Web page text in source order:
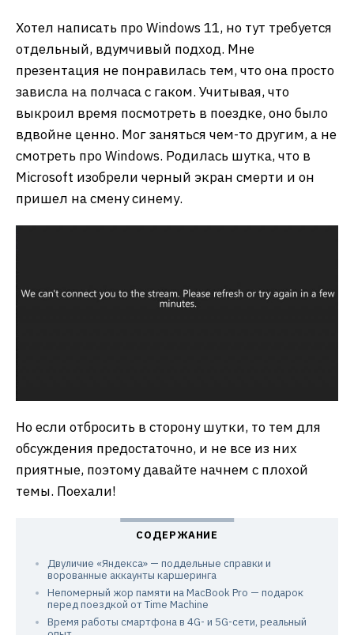
Хотел написать про Windows 11, но тут требуется
отдельный, вдумчивый подход. Мне
презентация не понравилась тем, что она просто
зависла на полчаса с гаком. Учитывая, что
выкроил время посмотреть в поездке, оно было
вдвойне ценно. Мог заняться чем-то другим, а не
смотреть про Windows. Родилась шутка, что в
Microsoft изобрели черный экран смерти и он
пришел на смену синему.
Но если отбросить в сторону шутки, то тем для
обсуждения предостаточно, и не все из них
приятные, поэтому давайте начнем с плохой
темы. Поехали!
Двуличие «Яндекса» — поддельные справки и
ворованные аккаунты каршеринга
Непомерный жор памяти на MacBook Pro — подарок
перед поездкой от Time Machine
Время работы смартфона в 4G- и 5G-сети, реальный